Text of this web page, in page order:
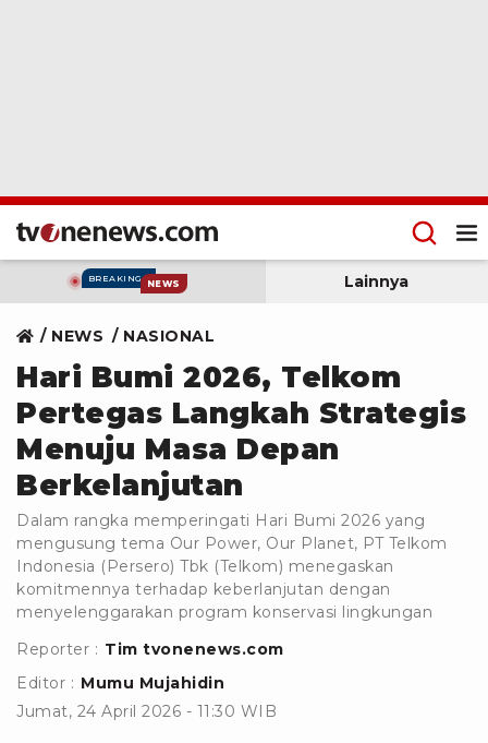
BREAKING NEWS Lainnya
NEWS NASIONAL
Hari Bumi 2026, Telkom
Pertegas Langkah Strategis
Menuju Masa Depan
Berkelanjutan
Dalam rangka memperingati Hari Bumi 2026 yang
mengusung tema Our Power, Our Planet, PT Telkom
Indonesia (Persero) Tbk (Telkom) menegaskan
komitmennya terhadap keberlanjutan dengan
menyelenggarakan program konservasi lingkungan
Reporter : Tim tvonenews.com
Editor : Mumu Mujahidin
Jumat, 24 April 2026 - 11:30 WIB